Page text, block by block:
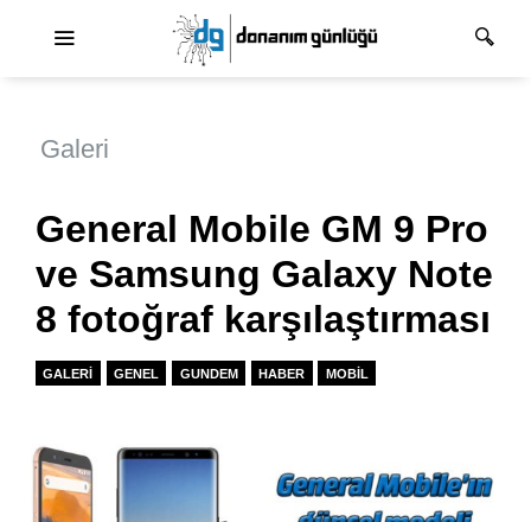
Galeri
General Mobile GM 9 Pro
ve Samsung Galaxy Note
8 fotoğraf karşılaştırması
GALERI GENEL GUNDEM HABER MOBIL